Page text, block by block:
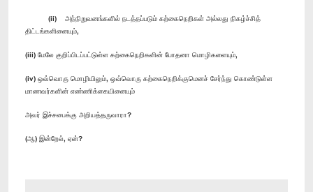
(ii) அந்நிறுவனங்களில் நடத்தப்படும் கற்கைநெறிகள் அல்லது நிகழ்ச்சித்
திட்டங்களினையும்,
(iii) மேலே குறிப்பிடப்பட்டுள்ள கற்கைநெறிகளின் போதனா மொழிகளையும்,
(iv) ஒவ்வொரு மொழியிலும், ஒவ்வொரு கற்கைநெறிக்குமெனச் சேர்ந்து கொண்டுள்ள
மாணவர்களின் எண்ணிக்கையினையும்
அவர் இச்சபைக்கு அறியத்தருவாரா?
(ஆ) இன்றேல், ஏன்?